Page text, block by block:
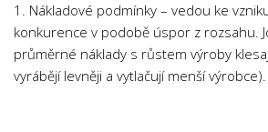
Právo
Psychologie a Sociologie
Společenské vědy
1. Nákladové podmínky – vedou ke
konkurence v podobě úspor z rozsahu.
průměrné náklady s růstem výroby
vyrábějí levněji a vytlačují menší výrobce).